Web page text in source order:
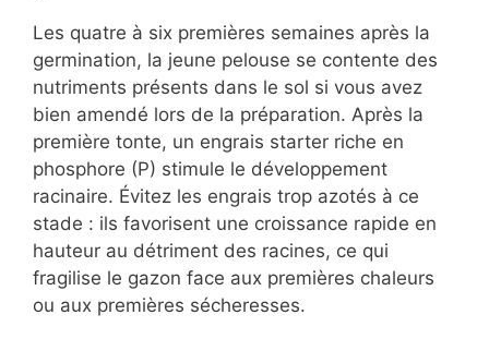
Les quatre à six premières semaines après la
germination, la jeune pelouse se contente des
nutriments présents dans le sol si vous avez
bien amendé lors de la préparation. Après la
première tonte, un engrais starter riche en
phosphore (P) stimule le développement
racinaire. Évitez les engrais trop azotés à ce
stade : ils favorisent une croissance rapide en
hauteur au détriment des racines, ce qui
fragilise le gazon face aux premières chaleurs
ou aux premières sécheresses.